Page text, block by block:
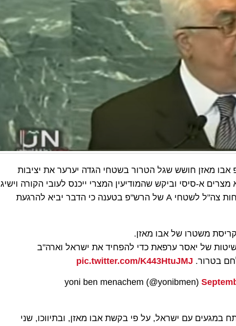
אבו מאזן חושש שגל הטרור בשטחי הגדה יערער את יציבות
א-סיסי וביקש שהמודיעין המצרי ייכנס לעובי הקורה וישיג
הסכמה ישראלית להימנע מכניסה של כוחות צה"ל לשטחי A של הרש"פ בטענה כי הדבר יביא להרגעת
משטרו של אבו מאזן.
של יאסר ערפאת כדי להפחיד את ישראל וארה"ב
בטרור. pic.twitter.com/K443HtuJMJ
במגעים עם ישראל, על פי בקשת אבו מאזן, ובתיווכו, שני